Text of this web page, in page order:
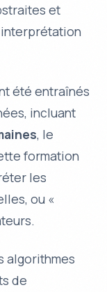
et
été entraînés
incluant
, le
formation
les
ou «
algorithmes
de